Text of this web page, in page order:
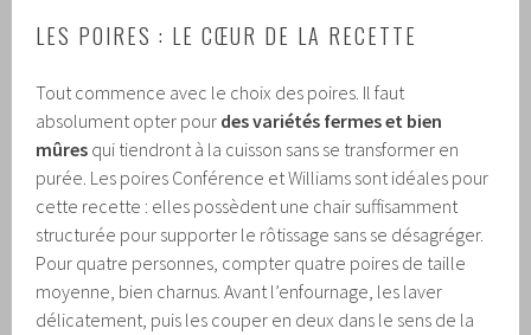
LES POIRES : LE CŒUR DE LA RECETTE
Tout commence avec le choix des poires. Il faut
absolument opter pour des variétés fermes et bien
mûres qui tiendront à la cuisson sans se transformer en
purée. Les poires Conférence et Williams sont idéales pour
cette recette : elles possèdent une chair suffisamment
structurée pour supporter le rôtissage sans se désagréger.
Pour quatre personnes, compter quatre poires de taille
moyenne, bien charnus. Avant l’enfournage, les laver
délicatement, puis les couper en deux dans le sens de la